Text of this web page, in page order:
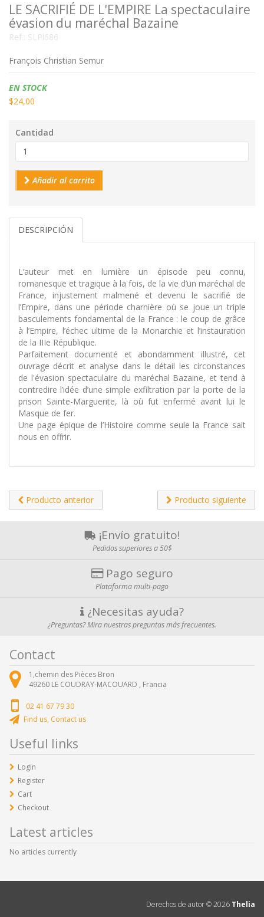
LE SACRIFIÉ DE L'EMPIRE La spectaculaire
évasion du maréchal Bazaine
Ref.: SLPl686
François Christian Semur
Disponibilidad:
EN STOCK
$24,00
Cantidad
Añadir al carrito
DESCRIPCIÓN
L’auteur met en lumière un épisode peu connu,
romanesque et tragique à la fois, de la vie d’un maréchal de
France, injustement malmené et devenu le sacrifié de
l’Empire, dans une période charnière où se joue un triple
basculements fondamental de la France : le coup de grâce
à l’Empire, l’échec ultime de la Monarchie et l’instauration
de la IIIe République.
Parfaitement documenté et abondamment illustré, cet
ouvrage décrit et analyse dans le détail les circonstances
de l'évasion spectaculaire du maréchal Bazaine, et tend à
contredire l’idée d’une simple exfiltration par la porte de la
prison Sainte-Marguerite, là où fut enfermé avant lui le
Masque de fer.
Une page épique de l’Histoire comme seule la France sait
nous en offrir.
Producto anterior Producto siguiente
¡Envío gratuito!
Pedidos superiores a 50$
Pago seguro
Plataforma multi-pago
¿Necesitas ayuda?
¿Preguntas? Mira nuestras preguntas más frecuentes.
Contact
1,chemin des Pièces Bron
49260 LE COUDRAY-MACOUARD , Francia
02 41 67 79 30
Find us, Contact us
Useful links
Login
Register
Cart
Checkout
Latest articles
No articles currently
Derechos de autor ©2026 Thelia